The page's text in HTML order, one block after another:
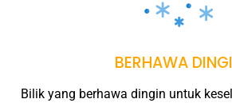
BERHAWA
Bilik yang berhawa dingin untuk